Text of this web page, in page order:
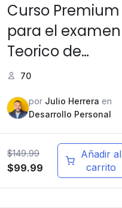
Curso Premium
para el examen
Teorico de
manejo en New
York
70
por Julio Herrera en
Desarrollo Personal
$149.99
$99.99
Añadir al
carrito